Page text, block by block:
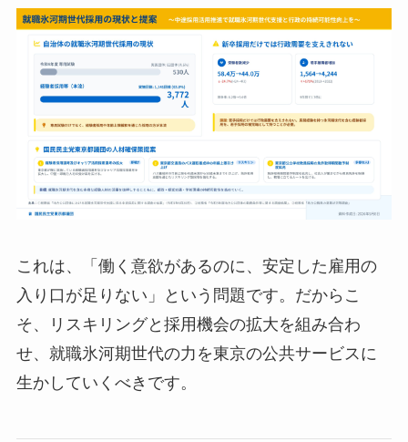
これは、「働く意欲があるのに、安定した雇用の
入り口が足りない」という問題です。だからこ
そ、リスキリングと採用機会の拡大を組み合わ
せ、就職氷河期世代の力を東京の公共サービスに
生かしていくべきです。